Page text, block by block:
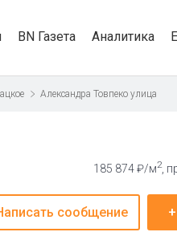
BN Газета Аналитика
Александра Товпеко улица
185 874 ₽/м2,
сообщение